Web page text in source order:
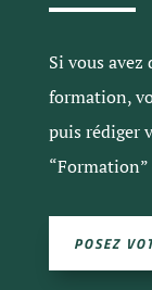
Si vous
formation,
puis rédiger
POSEZ